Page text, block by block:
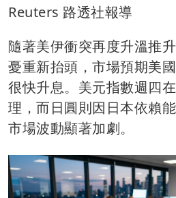
Reuters 路透社報導
隨著美伊衝突再度升溫推
憂重新抬頭，市場預期美
很快升息。美元指數週四
理，而日圓則因日本依賴
市場波動顯著加劇。